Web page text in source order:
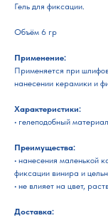
Гель для фиксации.
Объём 6 гр
Применение:
Применяется при
нанесении керамики и
Характеристики:
• гелеподобный
Преимущества:
• нанесения маленькой
фиксации винира и
• не влияет на цвет,
Доставка: